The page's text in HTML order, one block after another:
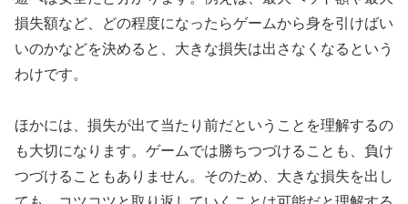
損失額など、どの程度になったらゲームから身を引けばい
いのかなどを決めると、大きな損失は出さなくなるという
わけです。
ほかには、損失が出て当たり前だということを理解するの
も大切になります。ゲームでは勝ちつづけることも、負け
つづけることもありません。そのため、大きな損失を出し